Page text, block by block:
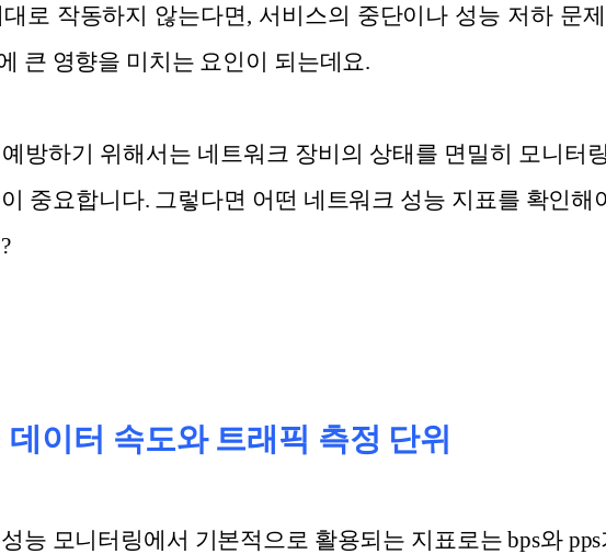
로 작동하지 않는다면, 서비스의 중단이나 성능 저하 문
큰 영향을 미치는 요인이 되는데요.
방하기 위해서는 네트워크 장비의 상태를 면밀히 모니터
중요합니다. 그렇다면 어떤 네트워크 성능 지표를 확인해
데이터 속도와 트래픽 측정 단위
능 모니터링에서 기본적으로 활용되는 지표로는 bps와